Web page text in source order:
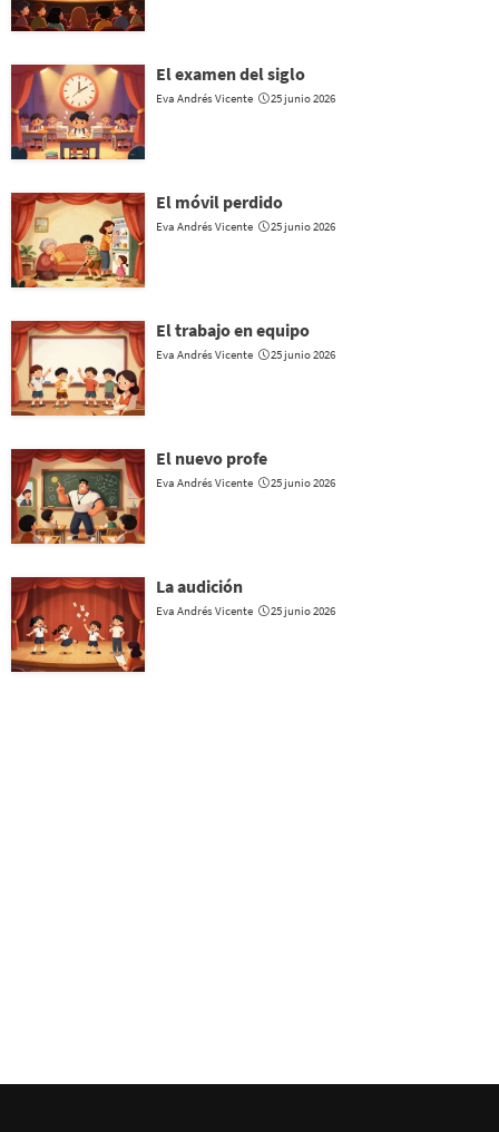
El examen del siglo
Eva Andrés Vicente 25 junio 2026
El móvil perdido
Eva Andrés Vicente 25 junio 2026
El trabajo en equipo
Eva Andrés Vicente 25 junio 2026
El nuevo profe
Eva Andrés Vicente 25 junio 2026
La audición
Eva Andrés Vicente 25 junio 2026